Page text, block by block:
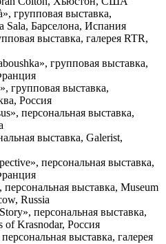
групповая выставка,
Sala, Барселона, Испания
выставка, галерея RTR,
групповая выставка,
групповая выставка,
Россия
персональная выставка,
выставка, Galerist,
персональная выставка,
выставка, Museum
Russia
персональная выставка,
of Krasnodar, Россия
выставка, галерея